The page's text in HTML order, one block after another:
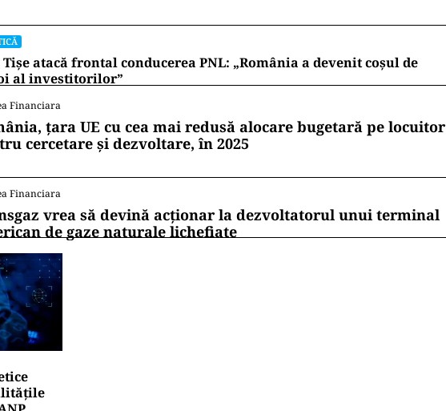
atacă frontal conducerea PNL: „România a devenit coșul de
al investitorilor”
Financiara
țara UE cu cea mai redusă alocare bugetară pe locuitor
cercetare și dezvoltare, în 2025
Financiara
vrea să devină acționar la dezvoltatorul unui terminal
de gaze naturale lichefiate